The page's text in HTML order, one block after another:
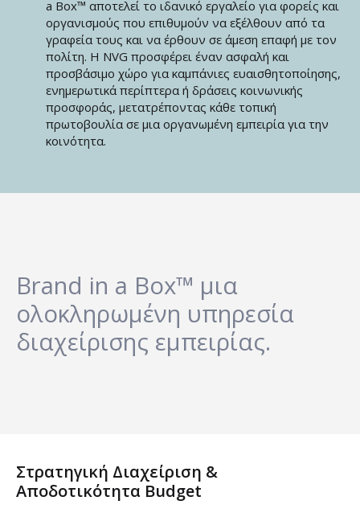
a Box™ αποτελεί το ιδανικό εργαλείο για φορείς και
οργανισμούς που επιθυμούν να εξέλθουν από τα
γραφεία τους και να έρθουν σε άμεση επαφή με τον
πολίτη. Η NVG προσφέρει έναν ασφαλή και
προσβάσιμο χώρο για καμπάνιες ευαισθητοποίησης,
ενημερωτικά περίπτερα ή δράσεις κοινωνικής
προσφοράς, μετατρέποντας κάθε τοπική
πρωτοβουλία σε μια οργανωμένη εμπειρία για την
κοινότητα.
Brand in a Box™ μια
ολοκληρωμένη υπηρεσία
διαχείρισης εμπειρίας.
Στρατηγική Διαχείριση &
Αποδοτικότητα Budget